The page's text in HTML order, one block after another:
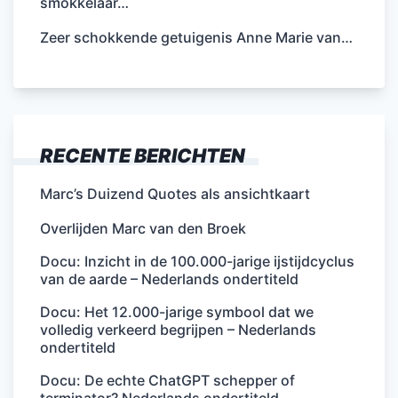
Zeer schokkende getuigenis Anne Marie van…
RECENTE BERICHTEN
Marc’s Duizend Quotes als ansichtkaart
Overlijden Marc van den Broek
Docu: Inzicht in de 100.000-jarige ijstijdcyclus
van de aarde – Nederlands ondertiteld
Docu: Het 12.000-jarige symbool dat we
volledig verkeerd begrijpen – Nederlands
ondertiteld
Docu: De echte ChatGPT schepper of